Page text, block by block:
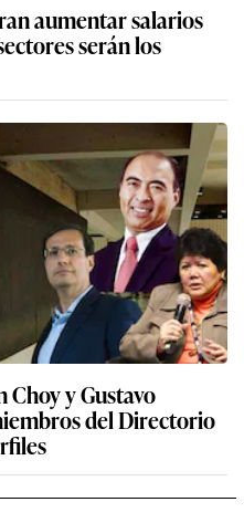
aumentar salarios
serán los
y Gustavo
del Directorio